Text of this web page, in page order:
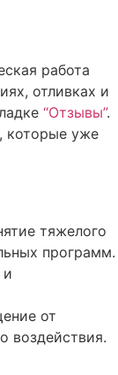
работа
отливках и
“Отзывы”.
которые уже
тяжелого
программ.
и
от
воздействия.